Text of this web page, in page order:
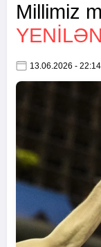
Millimiz
13.06.2026 - 22:14